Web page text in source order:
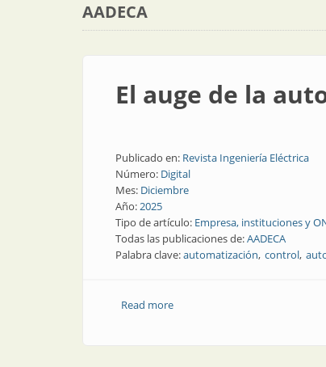
AADECA
El auge de la
Publicado en: Revista Ingeniería Eléctrica
Número: Digital
Mes: Diciembre
Año:2025
Tipo de artículo: Empresa, instituciones y
Todas las publicaciones de:AADECA
Palabra clave:automatización control
Read moreabout El auge de la